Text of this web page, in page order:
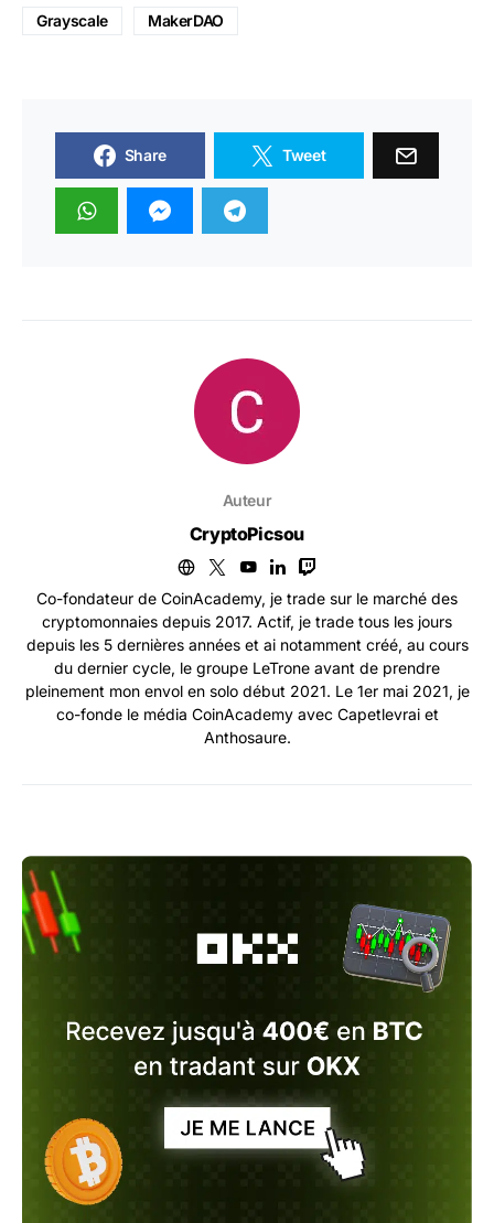
Grayscale MakerDAO
Share Tweet
Auteur
CryptoPicsou
Co-fondateur de CoinAcademy, je trade sur le marché des
cryptomonnaies depuis 2017. Actif, je trade tous les jours
depuis les 5 dernières années et ai notamment créé, au cours
du dernier cycle, le groupe LeTrone avant de prendre
pleinement mon envol en solo début 2021. Le 1er mai 2021, je
co-fonde le média CoinAcademy avec Capetlevrai et
Anthosaure.